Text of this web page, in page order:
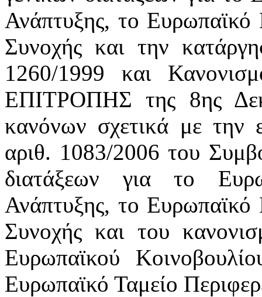
Ανάπτυξης, το Ευρωπαϊκό
Συνοχής και την
1260/1999 και
ΕΠΙΤΡΟΠΗΣ της 8ης
κανόνων σχετικά με
αριθ. 1083/2006 του
διατάξεων για το
Ανάπτυξης, το Ευρωπαϊκό
Συνοχής και του
Ευρωπαϊκού
Ευρωπαϊκό Ταμείο